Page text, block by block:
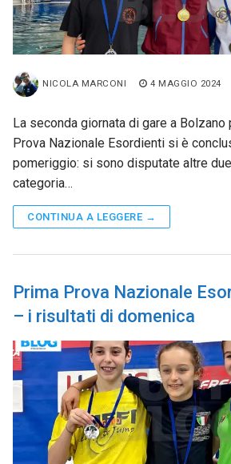
NICOLA MARCONI 4 MAGGIO 2024
La seconda giornata di gare a Bolzano
Prova Nazionale Esordienti si è
pomeriggio: si sono disputate altre
categoria…
CONTINUA A LEGGERE →
Prima Prova Nazionale
– i risultati di domenica